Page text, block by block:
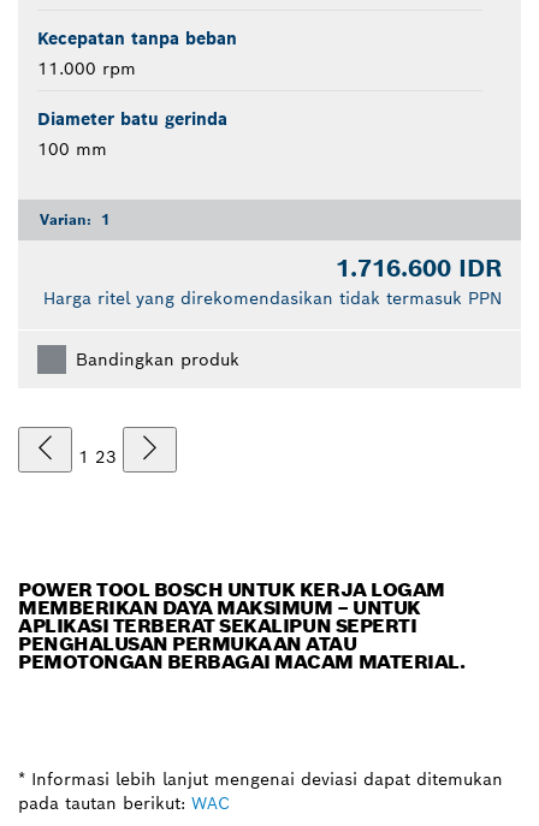
Kecepatan tanpa beban
11.000 rpm
Diameter batu gerinda
100 mm
Varian: 1
1.716.600 IDR
Harga ritel yang direkomendasikan tidak termasuk PPN
Bandingkan produk
1 23
POWER TOOL BOSCH UNTUK KERJA LOGAM
MEMBERIKAN DAYA MAKSIMUM – UNTUK
APLIKASI TERBERAT SEKALIPUN SEPERTI
PENGHALUSAN PERMUKAAN ATAU
PEMOTONGAN BERBAGAI MACAM MATERIAL.
* Informasi lebih lanjut mengenai deviasi dapat ditemukan
pada tautan berikut: WAC